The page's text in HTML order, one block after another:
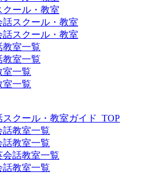
クール・教室
スクール・教室
スクール・教室
教室一覧
教室一覧
室一覧
室一覧
クール・教室ガイド_TOP
話教室一覧
教室一覧
話教室一覧
話教室一覧